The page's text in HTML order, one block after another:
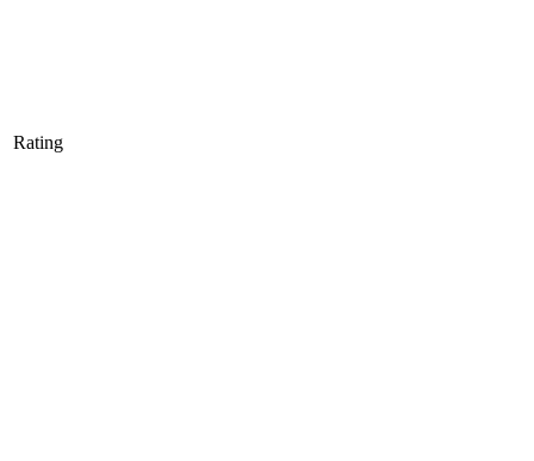
Rating